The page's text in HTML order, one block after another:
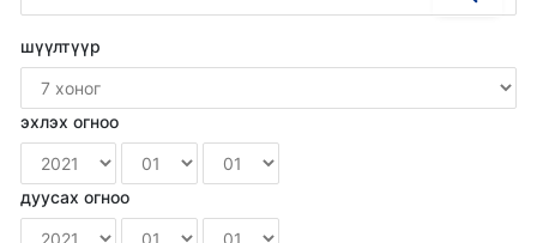
шүүлтүүр
эхлэх огноо
дуусах огноо